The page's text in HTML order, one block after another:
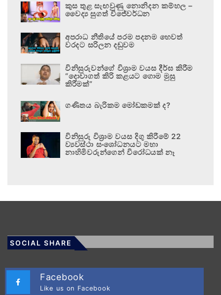
කුස තුළ සැඟවුණු නොනිදන කම්හල –
වෛද්‍ය සුගත් විජේවර්ධන
අපරාධ නීතියේ පරම පදනම හෙවත්
වරදට සරිලන දඬුවම
විනිසුරුවන්ගේ විශ්‍රාම වයස දීර්ඝ කිරීම
“දොවාගත් කිරි කළයට ගොම මුසු
කිරීමක්”
ගණිතය බැරිකම මෝඩකමක් ද?
විනිසුරු විශ්‍රාම වයස දිගු කිරීමේ 22
ව්‍යවස්ථා සංශෝධනයට මහා
නාහිමිවරුන්ගෙන් විරෝධයක් නෑ
SOCIAL SHARE
Facebook
Like us on Facebook